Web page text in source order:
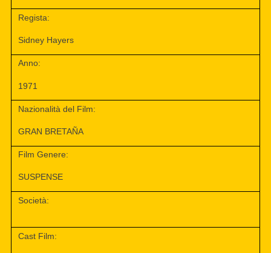
Regista:
Sidney Hayers
Anno:
1971
Nazionalità del Film:
GRAN BRETAÑA
Film Genere:
SUSPENSE
Società:
Cast Film: